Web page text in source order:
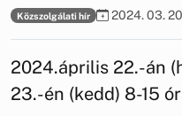
Közszolgálati hír 2024. 03.
2024.április 22.-án
23.-én (kedd) 8-15